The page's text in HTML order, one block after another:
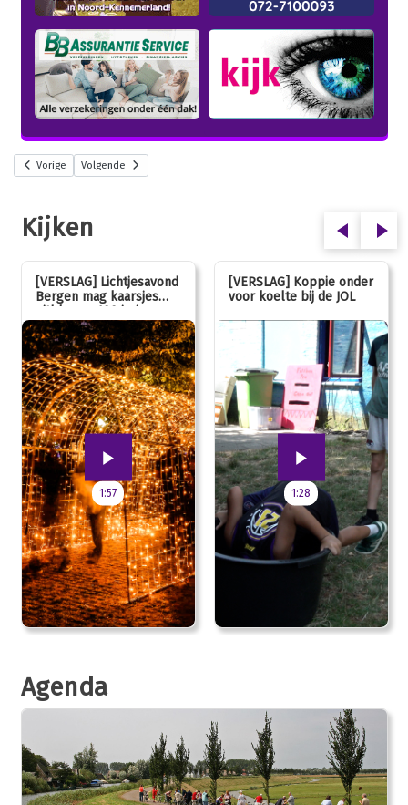
Vorige Volgende
Kijken
[VERSLAG] Lichtjesavond
Bergen mag kaarsjes
uitblazen: 100 jarig
jubileum!
1:57
[VERSLAG] Koppie onder
voor koelte bij de JOL
1:28
Agenda